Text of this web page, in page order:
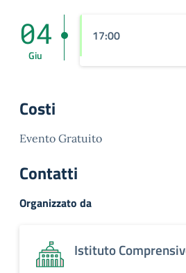
04
Giu
17:00
Costi
Evento Gratuito
Contatti
Organizzato da
Istituto